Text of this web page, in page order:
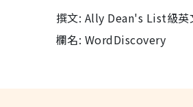
撰文: Ally Dean's List級英
欄名: WordDiscovery